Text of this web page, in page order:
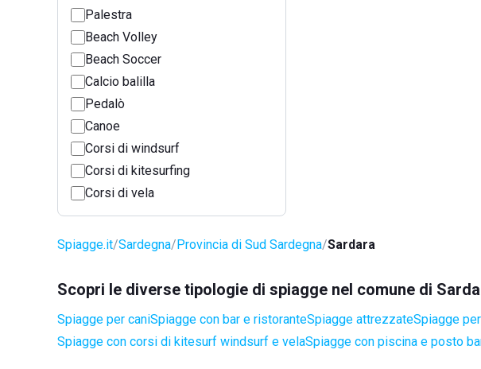
Palestra
Beach Volley
Beach Soccer
Calcio balilla
Pedalò
Canoe
Corsi di windsurf
Corsi di kitesurfing
Corsi di vela
Spiagge.it Sardegna Provincia di Sud Sardegna Sardara
Scopri le diverse tipologie di spiagge nel comune di
Spiagge per caniSpiagge con bar e ristoranteSpiagge attrezzateSpiagge
Spiagge con corsi di kitesurf windsurf e velaSpiagge con piscina e posto